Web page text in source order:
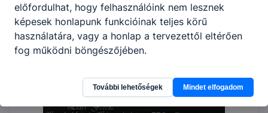
előfordulhat, hogy felhasználóink nem lesznek
képesek honlapunk funkcióinak teljes körű
használatára, vagy a honlap a tervezettől eltérően
fog működni böngészőjében.
További lehetőségek Mindet elfogadom